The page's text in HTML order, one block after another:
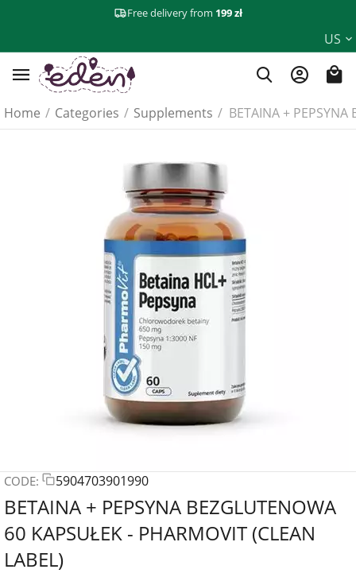
Free delivery from 199 zł
US
Home / Categories / Supplements / BETAINA + PEPSYNA
CODE: 5904703901990
BETAINA + PEPSYNA BEZGLUTENOWA
60 KAPSUŁEK - PHARMOVIT (CLEAN
LABEL)